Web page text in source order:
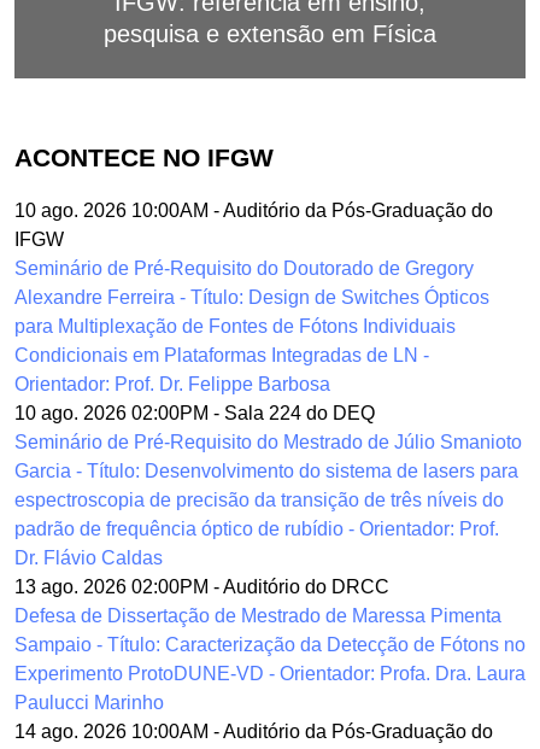
pesquisa e extensão em Física
ACONTECE NO IFGW
10 ago. 2026 10:00AM -Auditório da Pós-Graduação do
IFGW
Seminário de Pré-Requisito do Doutorado de Gregory
Alexandre Ferreira - Título: Design de Switches Ópticos
para Multiplexação de Fontes de Fótons Individuais
Condicionais em Plataformas Integradas de LN -
Orientador: Prof. Dr. Felippe Barbosa
10 ago. 2026 02:00PM - Sala 224 do DEQ
Seminário de Pré-Requisito do Mestrado de Júlio Smanioto
Garcia - Título: Desenvolvimento do sistema de lasers para
espectroscopia de precisão da transição de três níveis do
padrão de frequência óptico de rubídio - Orientador: Prof.
Dr. Flávio Caldas
13 ago. 2026 02:00PM -Auditório do DRCC
Defesa de Dissertação de Mestrado de Maressa Pimenta
Sampaio - Título: Caracterização da Detecção de Fótons no
Experimento ProtoDUNE-VD - Orientador: Profa. Dra. Laura
Paulucci Marinho
14 ago. 2026 10:00AM -Auditório da Pós-Graduação do